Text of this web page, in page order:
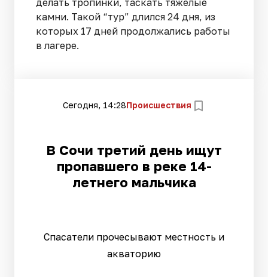
камни. Такой “тур” длился 24 дня, из
которых 17 дней продолжались работы
в лагере.
Сегодня, 14:28Происшествия
В Сочи третий день ищут
пропавшего в реке 14-
летнего мальчика
Спасатели прочесывают местность и
акваторию